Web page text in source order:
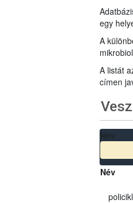
egy
A
A listát
címen
Név